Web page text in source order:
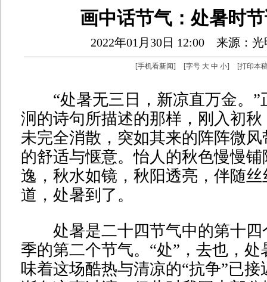
画中话节气：处暑时
2022年01月30日 12:00 来源：光
[手机看新闻] [字号 大 中 小] [打印本
“处暑无三日，新凉直万金。”
泂的诗句所描述的那样，刚入初
未完全消散，突如其来的阵阵微
的舒适与惬意。怡人的秋色慢慢
逸，秋水如镜，秋阳透亮，伴随
道，处暑到了。
处暑是二十四节气中的第十四
季的第二个节气。“处”，去也，
味着这场酷热与清凉的“抗争”已